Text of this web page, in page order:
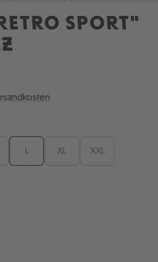
SPORT"
XL XXL
Gib den gewünschten